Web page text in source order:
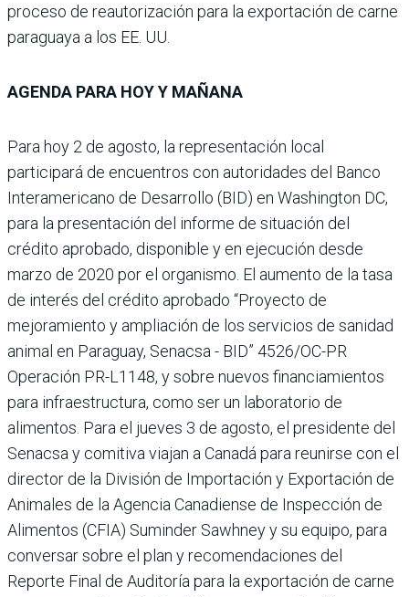
proceso de reautorización para la exportación de carne
paraguaya a los EE. UU.
AGENDA PARA HOY Y MAÑANA
Para hoy 2 de agosto, la representación local
participará de encuentros con autoridades del Banco
Interamericano de Desarrollo (BID) en Washington DC,
para la presentación del informe de situación del
crédito aprobado, disponible y en ejecución desde
marzo de 2020 por el organismo. El aumento de la tasa
de interés del crédito aprobado “Proyecto de
mejoramiento y ampliación de los servicios de sanidad
animal en Paraguay, Senacsa - BID” 4526/OC-PR
Operación PR-L1148, y sobre nuevos financiamientos
para infraestructura, como ser un laboratorio de
alimentos. Para el jueves 3 de agosto, el presidente del
Senacsa y comitiva viajan a Canadá para reunirse con el
director de la División de Importación y Exportación de
Animales de la Agencia Canadiense de Inspección de
Alimentos (CFIA) Suminder Sawhney y su equipo, para
conversar sobre el plan y recomendaciones del
Reporte Final de Auditoría para la exportación de carne